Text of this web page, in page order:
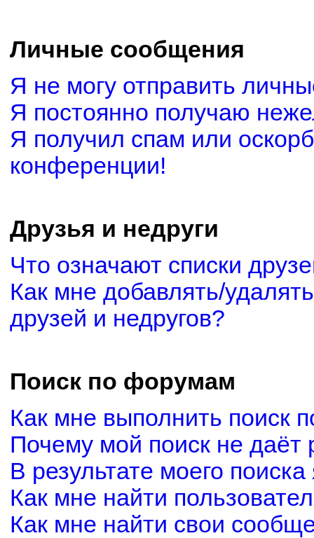
Личные сообщения
Я не могу отправить
Я постоянно получаю
Я получил спам или
конференции!
Друзья и недруги
Что означают списки
Как мне добавлять/
друзей и недругов?
Поиск по форумам
Как мне выполнить поиск
Почему мой поиск не даёт
В результате моего
Как мне найти
Как мне найти свои